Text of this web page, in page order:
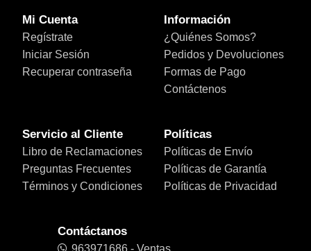
Mi Cuenta
Regístrate
Iniciar Sesión
Recuperar contraseña
Información
¿Quiénes Somos?
Pedidos y Devoluciones
Formas de Pago
Contáctenos
Servicio al Cliente
Libro de Reclamaciones
Preguntas Frecuentes
Términos y Condiciones
Políticas
Políticas de Envío
Políticas de Garantía
Políticas de Privacidad
Contáctanos
963971686 - Ventas